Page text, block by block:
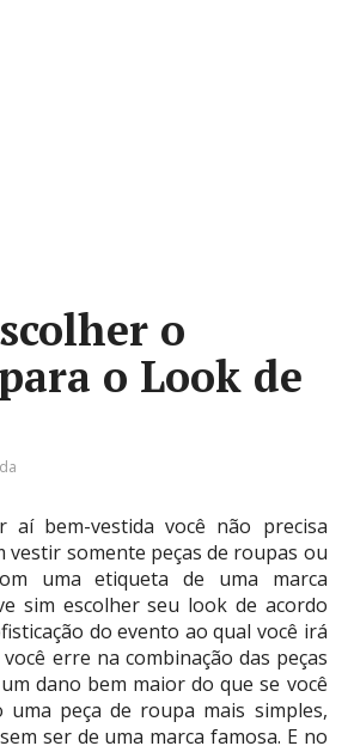
o
o Look de
aí bem-vestida você não precisa
vestir somente peças de roupas ou
uma etiqueta de uma marca
sim escolher seu look de acordo
do evento ao qual você irá
erre na combinação das peças
dano bem maior do que se você
uma peça de roupa mais simples,
ser de uma marca famosa. E no